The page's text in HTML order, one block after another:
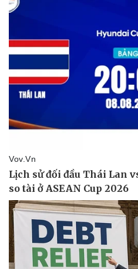
Thể thao
Bóng đá
Lịch thi đấu bóng đá
Thế giới thể thao
eSports